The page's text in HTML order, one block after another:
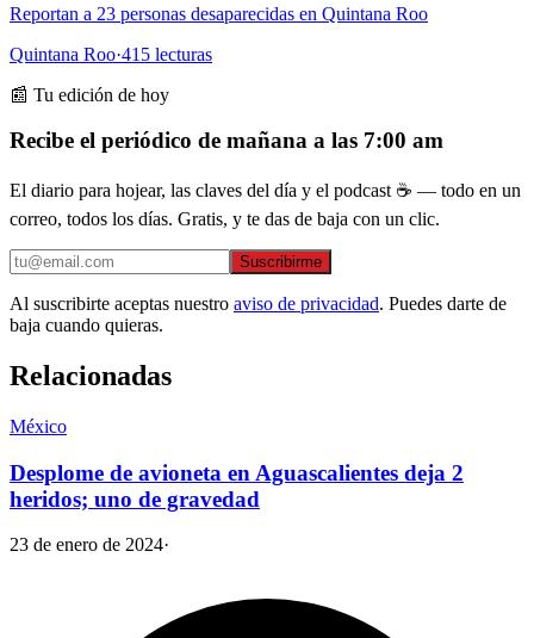
Reportan a 23 personas desaparecidas en Quintana Roo
Quintana Roo·415 lecturas
📰 Tu edición de hoy
Recibe el periódico de mañana a las 7:00 am
El diario para hojear, las claves del día y el podcast ☕ — todo en un
correo, todos los días. Gratis, y te das de baja con un clic.
Suscribirme
Al suscribirte aceptas nuestro aviso de privacidad. Puedes darte de
baja cuando quieras.
Relacionadas
México
Desplome de avioneta en Aguascalientes deja 2
heridos; uno de gravedad
23 de enero de 2024·